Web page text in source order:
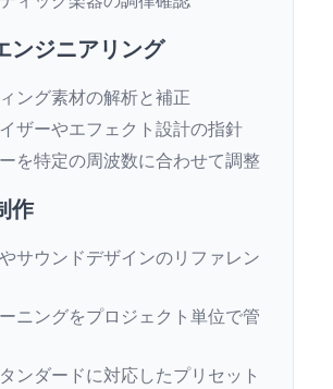
ンジニアリング
ング素材の解析と補正
ザーやエフェクト設計の指針
を特定の周波数に合わせて調整
作
サウンドデザインのリファレン
ニングをプロジェクト単位で管
ンダードに対応したプリセット